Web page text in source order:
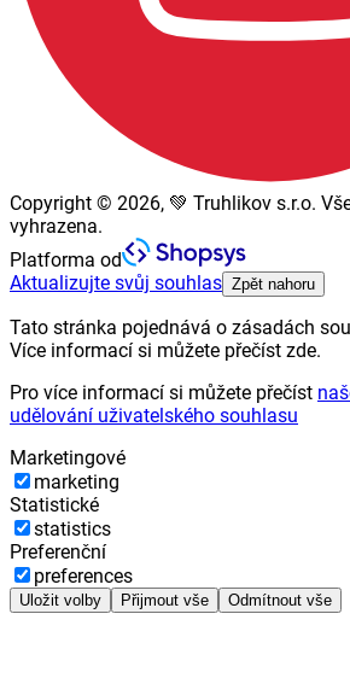
Copyright © 2026, 💚 Truhlikov s.r.o.
vyhrazena.
Platforma od
Aktualizujte svůj souhlas Zpět nahoru
Tato stránka pojednává o zásadách
Více informací si můžete přečíst zde.
Pro více informací si můžete přečíst
udělování uživatelského souhlasu
Marketingové
marketing
Statistické
statistics
Preferenční
preferences
Uložit volby Přijmout vše Odmítnout vše